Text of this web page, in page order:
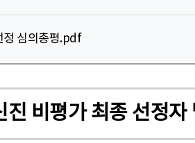
정 심의총평.pdf
비평가 최종 선정자